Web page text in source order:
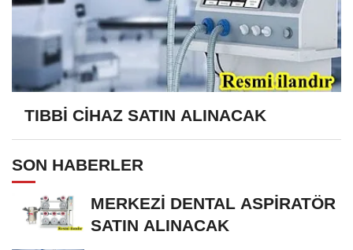
TIBBİ CİHAZ SATIN ALINACAK
SON HABERLER
MERKEZİ DENTAL ASPİRATÖR
SATIN ALINACAK